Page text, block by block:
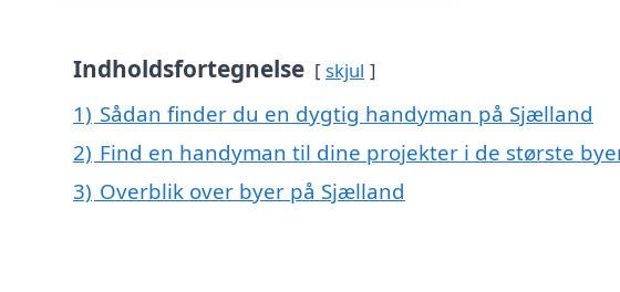
Indholdsfortegnelse skjul
1) Sådan finder du en dygtig handyman på Sjælland
2) Find en handyman til dine projekter i de største
3) Overblik over byer på Sjælland